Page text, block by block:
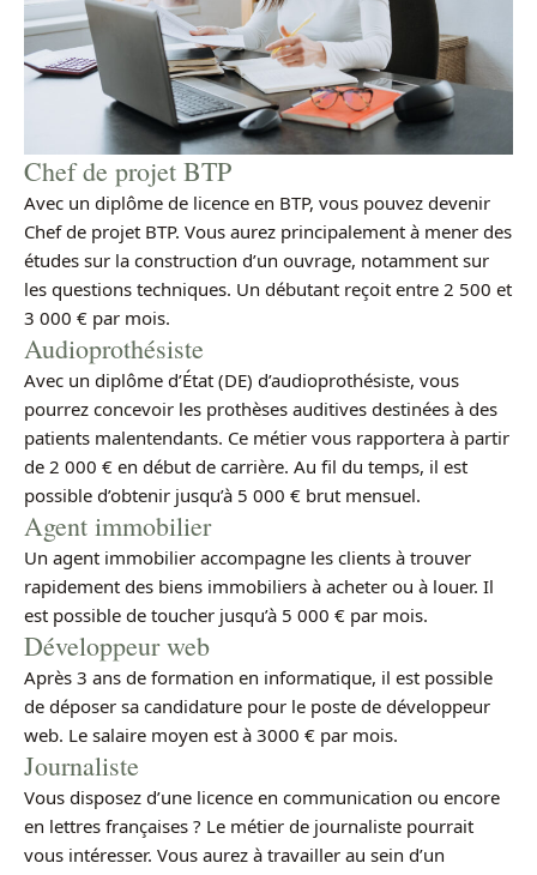
Chef de projet BTP
Avec un diplôme de licence en BTP, vous pouvez devenir
Chef de projet BTP. Vous aurez principalement à mener des
études sur la construction d’un ouvrage, notamment sur
les questions techniques. Un débutant reçoit entre 2 500 et
3 000 € par mois.
Audioprothésiste
Avec un diplôme d’État (DE) d’audioprothésiste, vous
pourrez concevoir les prothèses auditives destinées à des
patients malentendants. Ce métier vous rapportera à partir
de 2 000 € en début de carrière. Au fil du temps, il est
possible d’obtenir jusqu’à 5 000 € brut mensuel.
Agent immobilier
Un agent immobilier accompagne les clients à trouver
rapidement des biens immobiliers à acheter ou à louer. Il
est possible de toucher jusqu’à 5 000 € par mois.
Développeur web
Après 3 ans de formation en informatique, il est possible
de déposer sa candidature pour le poste de développeur
web. Le salaire moyen est à 3000 € par mois.
Journaliste
Vous disposez d’une licence en communication ou encore
en lettres françaises ? Le métier de journaliste pourrait
vous intéresser. Vous aurez à travailler au sein d’un